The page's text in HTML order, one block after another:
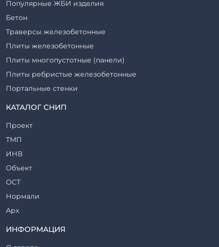
Популярные ЖБИ изделия
Бетон
Траверсы железобетонные
Плиты железобетонные
Плиты многопустотные (панели)
Плиты ребристые железобетонные
Портальные стенки
Прогоны железобетонные
Ригели железобетонные
Сваи железобетонные
Стеновые блоки
Стойки железобетонные
Столбы железобетонные
Закладные детали
Трубы железобетонные
Утяжелители железобетонные
Фермы железобетонные
КАТАЛОГ СНИП
Проект
ТМП
ИНВ
Объект
ОСТ
Нормали
Арх
ТР
ИНФОРМАЦИЯ